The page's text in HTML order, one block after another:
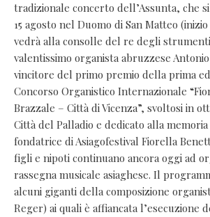
tradizionale concerto dell’Assunta, che
15 agosto nel Duomo di San Matteo
vedrà alla consolle del re degli
valentissimo organista abruzzese
vincitore del primo premio della prima
Concorso Organistico Internazionale
Brazzale – Città di Vicenza”, svoltosi in
Città del Palladio e dedicato alla
fondatrice di Asiagofestival Fiorella
figli e nipoti continuano ancora oggi ad
rassegna musicale asiaghese. Il
alcuni giganti della composizione
Reger) ai quali è affiancata l’esecuzione